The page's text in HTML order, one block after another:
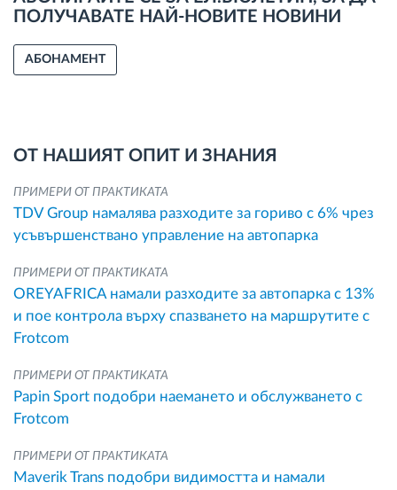
ПОЛУЧАВАТЕ НАЙ-НОВИТЕ НОВИНИ
АБОНАМЕНТ
ОТ НАШИЯТ ОПИТ И ЗНАНИЯ
ПРИМЕРИ ОТ ПРАКТИКАТА
TDV Group намалява разходите за гориво с 6% чрез
усъвършенствано управление на автопарка
ПРИМЕРИ ОТ ПРАКТИКАТА
OREYAFRICA намали разходите за автопарка с 13%
и пое контрола върху спазването на маршрутите с
Frotcom
ПРИМЕРИ ОТ ПРАКТИКАТА
Papin Sport подобри наемането и обслужването с
Frotcom
ПРИМЕРИ ОТ ПРАКТИКАТА
Maverik Trans подобри видимостта и намали